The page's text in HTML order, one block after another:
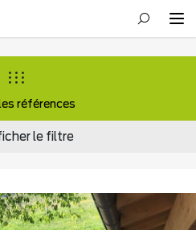
références
le filtre